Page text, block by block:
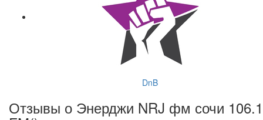
DnB
Отзывы о Энерджи NRJ фм сочи 106.1